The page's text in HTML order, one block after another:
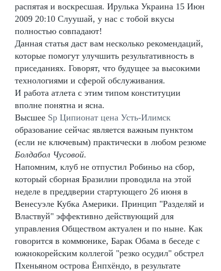
распятая и воскресшая. Ирулька Украина 15 Июн
2009 20:10 Слуушай, у нас с тобой вкусы
полностью совпадают!
Данная статья даст вам несколько рекомендаций,
которые помогут улучшить результативность в
приседаниях. Говорят, что будущее за высокими
технологиями и сферой обслуживания.
И работа атлета с этим типом конституции
вполне понятна и ясна.
Высшее Sp Ципионат цена Усть-Илимск
образование сейчас является важным пунктом
(если не ключевым) практически в любом резюме
Болдабол Чусовой.
Напомним, клуб не отпустил Робиньо на сбор,
который сборная Бразилии проводила на этой
неделе в преддверии стартующего 26 июня в
Венесуэле Кубка Америки. Принцип "Разделяй и
Властвуй" эффективно действующий для
управления Обществом актуален и по ныне. Как
говорится в коммюнике, Барак Обама в беседе с
южнокорейским коллегой "резко осудил" обстрел
Пхеньяном острова Ёнпхёндо, в результате